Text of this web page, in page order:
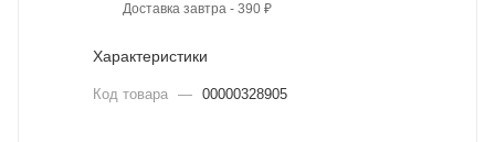
Доставка завтра - 390 ₽
Характеристики
Код товара — 00000328905